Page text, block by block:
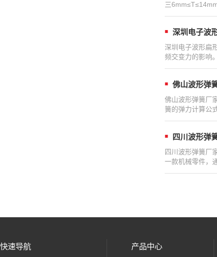
三
深圳电子波
深圳电子波形扁
频交变力的影响
佛山波形弹
佛山波形弹簧厂
簧的弹力计算公
四川波形弹
四川波形弹簧厂
一款机械零件，
快速导航 产品中心